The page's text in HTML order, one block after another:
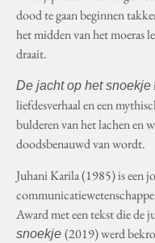
dood te gaan beginnen
het midden van het moeras
draait.
De jacht op het snoekje
liefdesverhaal en een
bulderen van het lachen en
doodsbenauwd van wordt.
Juhani Karila (1985) is een
Award met een tekst die de
snoekje (2019) werd